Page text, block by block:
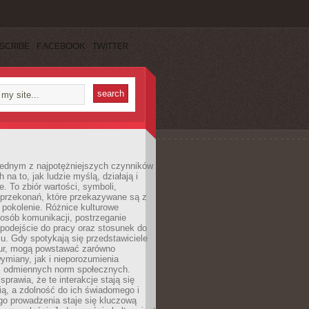
FACEBOOK TWITTER
z najpotężniejszych czynników
na to, jak ludzie myślą, działają i
To zbiór wartości, symboli,
które przekazywane są z
Różnice kulturowe
komunikacji, postrzeganie
do pracy oraz stosunek do
Gdy spotykają się przedstawiciele
mogą powstawać zarówno
jak i nieporozumienia
norm społecznych.
że te interakcje stają się
a zdolność do ich świadomego i
prowadzenia staje się kluczową